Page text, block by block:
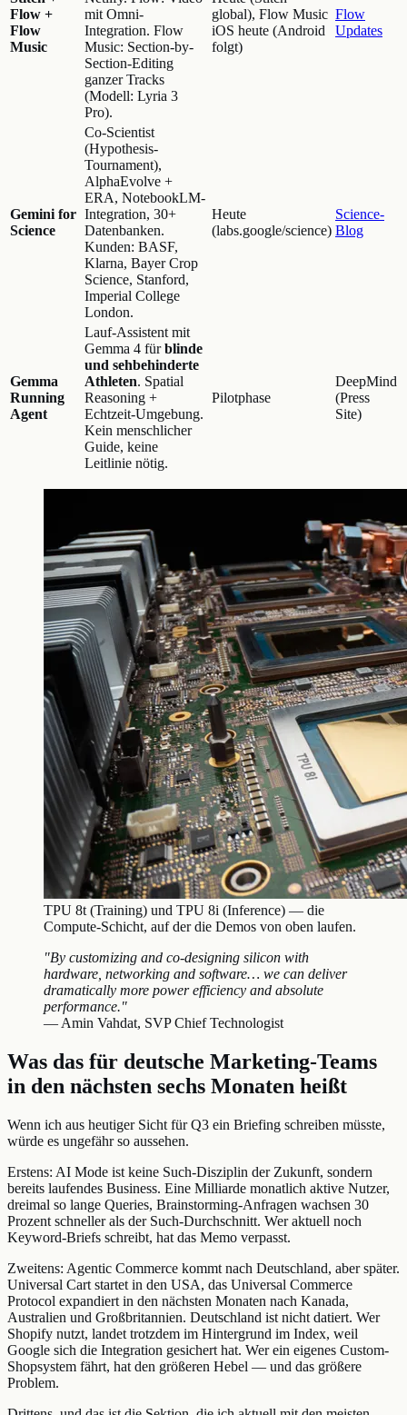
Flow +
Flow
Music
mit Omni-
Integration. Flow
Music: Section-by-
Section-Editing
ganzer Tracks
(Modell: Lyria 3
Pro).
global), Flow Music
iOS heute (Android
folgt)
Flow
Updates
Gemini for
Science
Co-Scientist
(Hypothesis-
Tournament),
AlphaEvolve +
ERA, NotebookLM-
Integration, 30+
Datenbanken.
Kunden: BASF,
Klarna, Bayer Crop
Science, Stanford,
Imperial College
London.
Heute
(labs.google/science)
Science-
Blog
Gemma
Running
Agent
Lauf-Assistent mit
Gemma 4 fürblinde
und sehbehinderte
Athleten. Spatial
Reasoning +
Echtzeit-Umgebung.
Kein menschlicher
Guide, keine
Leitlinie nötig.
Pilotphase
DeepMind
(Press
Site)
TPU 8t (Training) und TPU 8i (Inference) — die
Compute-Schicht, auf der die Demos von oben laufen.
"By customizing and co-designing silicon with
hardware, networking and software… we can deliver
dramatically more power efficiency and absolute
performance."
— Amin Vahdat, SVP Chief Technologist
Was das für deutsche Marketing-Teams
in den nächsten sechs Monaten heißt
Wenn ich aus heutiger Sicht für Q3 ein Briefing schreiben müsste,
würde es ungefähr so aussehen.
Erstens: AI Mode ist keine Such-Disziplin der Zukunft, sondern
bereits laufendes Business. Eine Milliarde monatlich aktive Nutzer,
dreimal so lange Queries, Brainstorming-Anfragen wachsen 30
Prozent schneller als der Such-Durchschnitt. Wer aktuell noch
Keyword-Briefs schreibt, hat das Memo verpasst.
Zweitens: Agentic Commerce kommt nach Deutschland, aber später.
Universal Cart startet in den USA, das Universal Commerce
Protocol expandiert in den nächsten Monaten nach Kanada,
Australien und Großbritannien. Deutschland ist nicht datiert. Wer
Shopify nutzt, landet trotzdem im Hintergrund im Index, weil
Google sich die Integration gesichert hat. Wer ein eigenes Custom-
Shopsystem fährt, hat den größeren Hebel — und das größere
Problem.